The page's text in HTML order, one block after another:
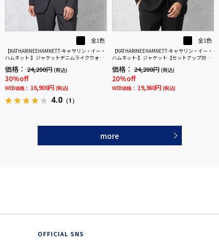
全1色
【KATHARINEEHAMNETT-キャサリン・イー・
ハムネット-】ジャケットデニムライクウォッ
地
価格： 24,200円 (税込)
30%off
WEB価格： 16,900円 (税込)
4.0 （1）
全1色
【KATHARINEEHAMNETT-キャサリン・イー・
ハムネット-】ジャケット【セットアップ対応
ット無地キャサリンＥハムネット秋冬
価格： 24,200円 (税込)
20%off
WEB価格： 19,360円 (税込)
more
OFFICIAL SNS